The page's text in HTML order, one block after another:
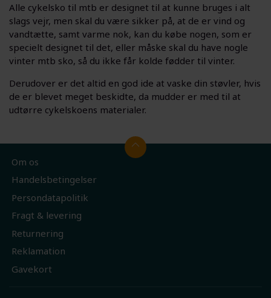
Alle cykelsko til mtb er designet til at kunne bruges i alt
slags vejr, men skal du være sikker på, at de er vind og
vandtætte, samt varme nok, kan du købe nogen, som er
specielt designet til det, eller måske skal du have nogle
vinter mtb sko, så du ikke får kolde fødder til vinter.
Derudover er det altid en god ide at vaske din støvler, hvis
de er blevet meget beskidte, da mudder er med til at
udtørre cykelskoens materialer.
Om os
Handelsbetingelser
Persondatapolitik
Fragt & levering
Returnering
Reklamation
Gavekort